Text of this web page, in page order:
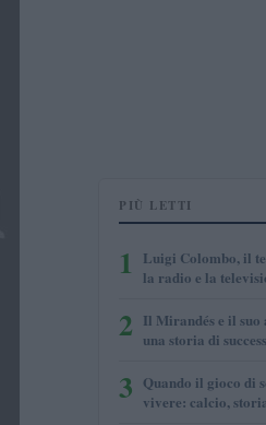
PIÙ LETTI
1
Luigi Colombo, il
la radio e la
2 Il Mirandés e il
una storia di
3 Quando il gioco di
vivere: calcio,